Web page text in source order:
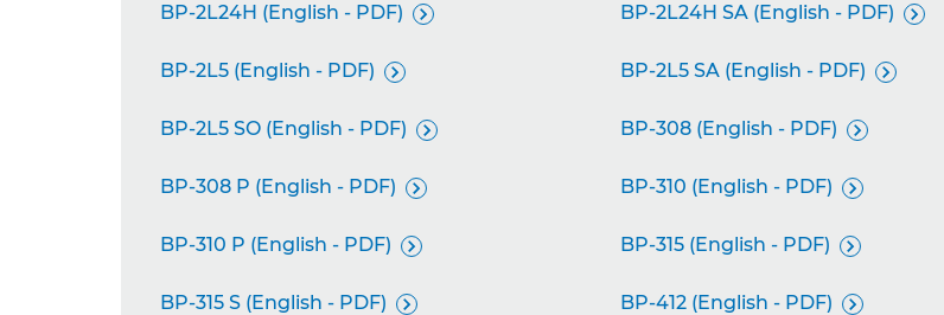
BP-2L24H (English - PDF)  BP-2L24H SA (English - PDF) 
BP-2L5 (English - PDF)  BP-2L5 SA (English - PDF) 
BP-2L5 SO (English - PDF)  BP-308 (English - PDF) 
BP-308 P (English - PDF)  BP-310 (English - PDF) 
BP-310 P (English - PDF)  BP-315 (English - PDF) 
BP-315 S (English - PDF)  BP-412 (English - PDF) 